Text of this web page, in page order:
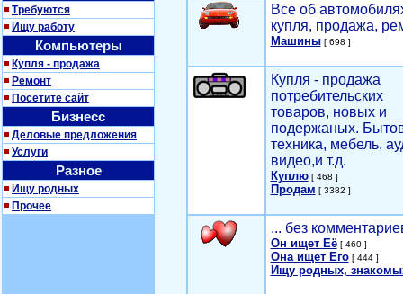
Требуются
Ищу работу
Компьютеры
Купля - продажа
Ремонт
Посетите сайт
Бизнесс
Деловые предложения
Услуги
Разное
Ищу родных
Прочее
Все об
купля, продажа,
Машины[ 698 ]
Купля - продажа
потребительских
товаров, новых и
подержаных.
техника, мебель,
видео,и т.д.
Куплю[ 468 ]
Продам [ 3382 ]
... без
Он ищет Её[ 460 ]
Она ищет Его[ 444 ]
Ищу родных,